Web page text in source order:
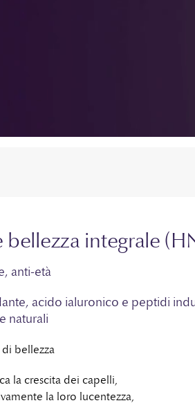
bellezza integrale
anti-età
acido ialuronico e peptidi
naturali
bellezza
la crescita dei capelli,
la loro lucentezza,